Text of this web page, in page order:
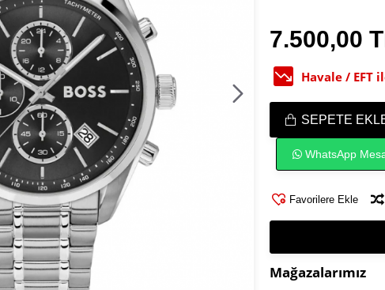
7.500,00
Havale / EFT
SEPETE
WhatsApp
Favorilere Ekle
Mağazalarımız